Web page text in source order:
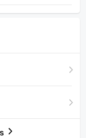
/ เดือน